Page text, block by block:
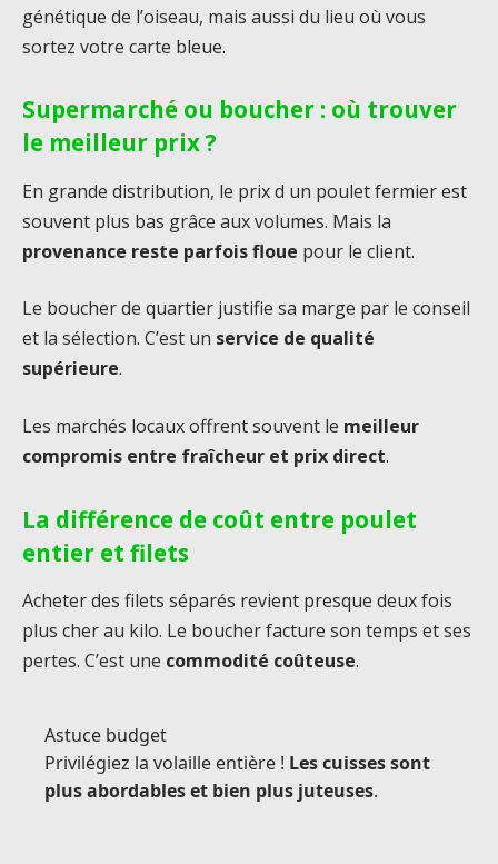
génétique de l’oiseau, mais aussi du lieu où vous
sortez votre carte bleue.
Supermarché ou boucher : où trouver
le meilleur prix ?
En grande distribution, le prix d un poulet fermier est
souvent plus bas grâce aux volumes. Mais la
provenance reste parfois floue pour le client.
Le boucher de quartier justifie sa marge par le conseil
et la sélection. C’est un service de qualité
supérieure.
Les marchés locaux offrent souvent le meilleur
compromis entre fraîcheur et prix direct.
La différence de coût entre poulet
entier et filets
Acheter des filets séparés revient presque deux fois
plus cher au kilo. Le boucher facture son temps et ses
pertes. C’est une commodité coûteuse.
Astuce budget
Privilégiez la volaille entière ! Les cuisses sont
plus abordables et bien plus juteuses.